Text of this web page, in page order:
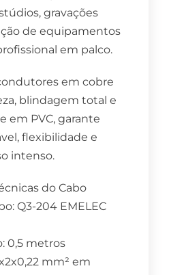
gravações
de equipamentos
em palco.
em cobre
blindagem total e
em PVC, garante
flexibilidade e
intenso.
do Cabo
Q3-204 EMELEC
0,5 metros
mm² em